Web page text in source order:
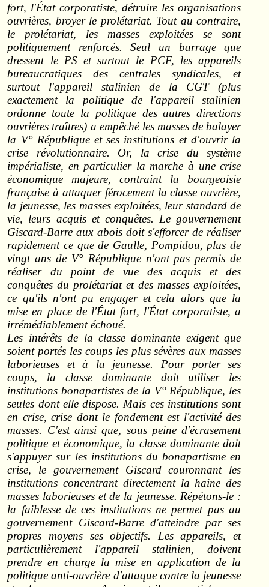
fort, l'État corporatiste, détruire les organisations
ouvrières, broyer le prolétariat. Tout au contraire,
le prolétariat, les masses exploitées se sont
politiquement renforcés. Seul un barrage que
dressent le PS et surtout le PCF, les appareils
bureaucratiques des centrales syndicales, et
surtout l'appareil stalinien de la CGT (plus
exactement la politique de l'appareil stalinien
ordonne toute la politique des autres directions
ouvrières traîtres) a empêché les masses de balayer
la V° République et ses institutions et d'ouvrir la
crise révolutionnaire. Or, la crise du système
impérialiste, en particulier la marche à une crise
économique majeure, contraint la bourgeoisie
française à attaquer férocement la classe ouvrière,
la jeunesse, les masses exploitées, leur standard de
vie, leurs acquis et conquêtes. Le gouvernement
Giscard‑Barre aux abois doit s'efforcer de réaliser
rapidement ce que de Gaulle, Pompidou, plus de
vingt ans de V° République n'ont pas permis de
réaliser du point de vue des acquis et des
conquêtes du prolétariat et des masses exploitées,
ce qu'ils n'ont pu engager et cela alors que la
mise en place de l'État fort, l'État corporatiste, a
irrémédiablement échoué.
Les intérêts de la classe dominante exigent que
soient portés les coups les plus sévères aux masses
laborieuses et à la jeunesse. Pour porter ses
coups, la classe dominante doit utiliser les
institutions bonapartistes de la V° République, les
seules dont elle dispose. Mais ces institutions sont
en crise, crise dont le fondement est l'activité des
masses. C'est ainsi que, sous peine d'écrasement
politique et économique, la classe dominante doit
s'appuyer sur les institutions du bonapartisme en
crise, le gouvernement Giscard couronnant les
institutions concentrant directement la haine des
masses laborieuses et de la jeunesse. Répétons‑le :
la faiblesse de ces institutions ne permet pas au
gouvernement Giscard‑Barre d'atteindre par ses
propres moyens ses objectifs. Les appareils, et
particulièrement l'appareil stalinien, doivent
prendre en charge la mise en application de la
politique anti‑ouvrière d'attaque contre la jeunesse